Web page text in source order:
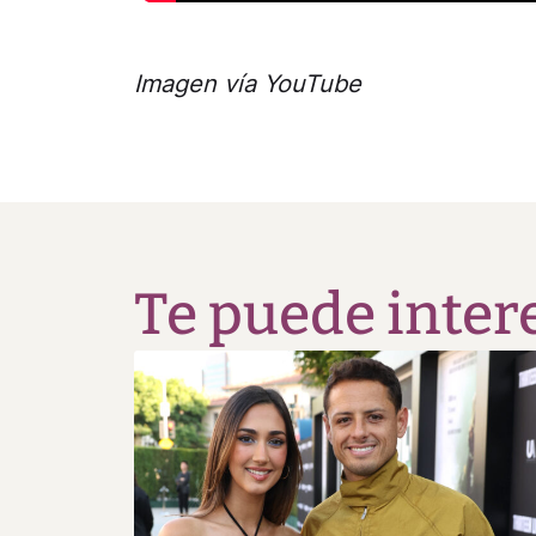
Imagen vía YouTube
Te puede